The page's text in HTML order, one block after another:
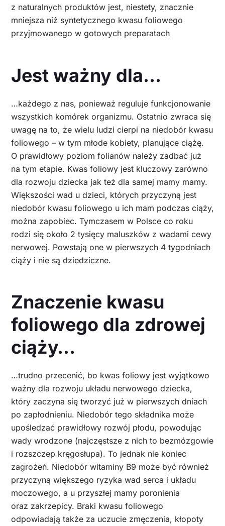
z naturalnych produktów jest, niestety, znacznie
mniejsza niż syntetycznego kwasu foliowego
przyjmowanego w gotowych preparatach
Jest ważny dla…
…każdego z nas, ponieważ reguluje funkcjonowanie
wszystkich komórek organizmu. Ostatnio zwraca się
uwagę na to, że wielu ludzi cierpi na niedobór kwasu
foliowego – w tym młode kobiety, planujące ciążę.
O prawidłowy poziom folianów należy zadbać już
na tym etapie. Kwas foliowy jest kluczowy zarówno
dla rozwoju dziecka jak też dla samej mamy mamy.
Większości wad u dzieci, których przyczyną jest
niedobór kwasu foliowego u ich mam podczas ciąży,
można zapobiec. Tymczasem w Polsce co roku
rodzi się około 2 tysięcy maluszków z wadami cewy
nerwowej. Powstają one w pierwszych 4 tygodniach
ciąży i nie są dziedziczne.
Znaczenie kwasu
foliowego dla zdrowej
ciąży…
…trudno przecenić, bo kwas foliowy jest wyjątkowo
ważny dla rozwoju układu nerwowego dziecka,
który zaczyna się tworzyć już w pierwszych dniach
po zapłodnieniu. Niedobór tego składnika może
upośledzać prawidłowy rozwój płodu, powodując
wady wrodzone (najczęstsze z nich to bezmózgowie
i rozszczep kręgosłupa). To jednak nie koniec
zagrożeń. Niedobór witaminy B9 może być również
przyczyną większego ryzyka wad serca i układu
moczowego, a u przyszłej mamy poronienia
oraz zakrzepicy. Braki kwasu foliowego
odpowiadają także za uczucie zmęczenia, kłopoty